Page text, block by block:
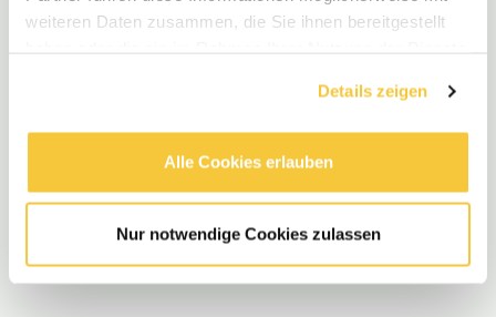
weiteren Daten zusammen, die Sie ihnen bereitgestellt
Details zeigen
Alle Cookies erlauben
Nur notwendige Cookies zulassen